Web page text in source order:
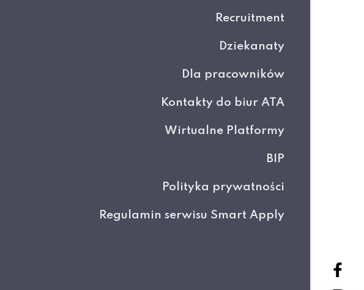
Recruitment
Dziekanaty
Dla pracowników
Kontakty do biur ATA
Wirtualne Platformy
BIP
Polityka prywatności
Regulamin serwisu Smart Apply